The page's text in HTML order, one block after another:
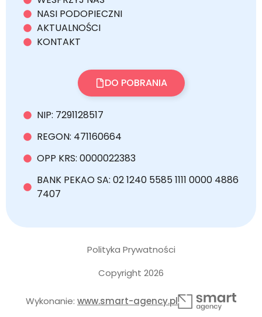
NIP: 7291128517
REGON: 471160664
OPP KRS: 0000022383
BANK PEKAO SA: 02 1240 5585 1111 0000 4886
7407
NASI PODOPIECZNI
AKTUALNOŚCI
KONTAKT
DO POBRANIA
Polityka Prywatności
Copyright 2026
Wykonanie: www.smart-agency.pl